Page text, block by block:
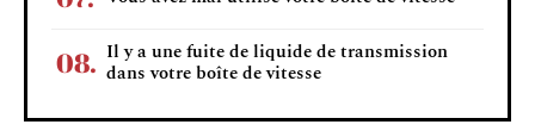
Il y a une fuite de liquide de transmission
dans votre boîte de vitesse